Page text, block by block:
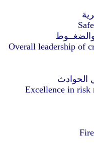
Overall leadership of
الحوادث
Excellence in risk